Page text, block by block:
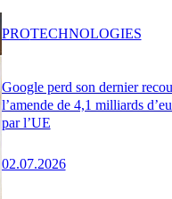
Google perd son dernier
l’amende de 4,1 milliards
par l’UE
02.07.2026
PROTECHNOLOGIES